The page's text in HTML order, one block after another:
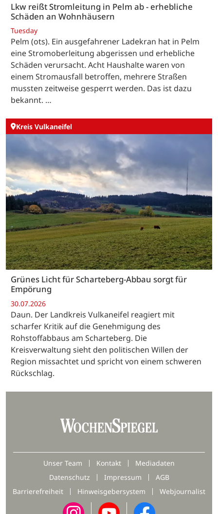
Lkw reißt Stromleitung in Pelm ab - erhebliche
Schäden an Wohnhäusern
Tuesday
Pelm (ots). Ein ausgefahrener Ladekran hat in Pelm
eine Stromoberleitung abgerissen und erhebliche
Schäden verursacht. Acht Haushalte waren von
einem Stromausfall betroffen, mehrere Straßen
mussten zeitweise gesperrt werden. Das ist dazu
bekannt. …
Kreis Vulkaneifel
Grünes Licht für Scharteberg-Abbau sorgt für
Empörung
30.07.2026
Daun. Der Landkreis Vulkaneifel reagiert mit
scharfer Kritik auf die Genehmigung des
Rohstoffabbaus am Scharteberg. Die
Kreisverwaltung sieht den politischen Willen der
Region missachtet und spricht von einem schweren
Rückschlag.
Unser Team Kontakt
Mediadaten
Datenschutz
Impressum
AGB
Barrierefreiheit
Hinweisgebersystem Webjournalist